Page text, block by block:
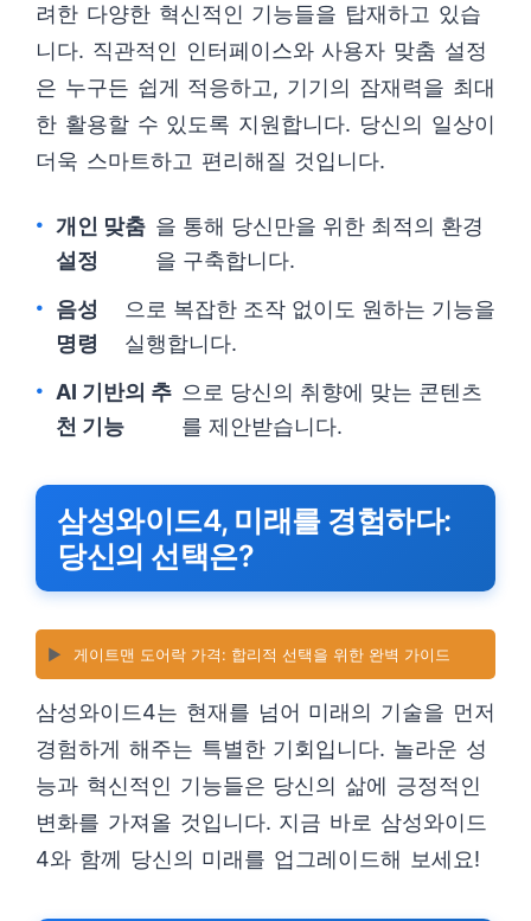
려한 다양한 혁신적인 기능들을 탑재하고 있습
니다. 직관적인 인터페이스와 사용자 맞춤 설정
은 누구든 쉽게 적응하고, 기기의 잠재력을 최대
한 활용할 수 있도록 지원합니다. 당신의 일상이
더욱 스마트하고 편리해질 것입니다.
개인 맞춤
설정
을 통해 당신만을 위한 최적의 환경
을 구축합니다.
음성
명령
으로 복잡한 조작 없이도 원하는 기능을
실행합니다.
AI 기반의 추
천 기능
으로 당신의 취향에 맞는 콘텐츠
를 제안받습니다.
삼성와이드4, 미래를 경험하다:
당신의 선택은?
▶️ 게이트맨 도어락 가격: 합리적 선택을 위한 완벽 가이드
삼성와이드4는 현재를 넘어 미래의 기술을 먼저
경험하게 해주는 특별한 기회입니다. 놀라운 성
능과 혁신적인 기능들은 당신의 삶에 긍정적인
변화를 가져올 것입니다. 지금 바로 삼성와이드
4와 함께 당신의 미래를 업그레이드해 보세요!